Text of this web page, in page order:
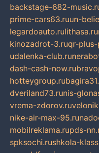
backstage-682-
prime-cars63.ruun-
legardoauto.rulithasa.ru
kinozadrot-3.ruqr-
udalenka-club.ru
dash-cash-now.ru
hotteygroup.ru
dveriland73.runis-
vrema-zdorov.ru
nike-air-max-95.ru
mobilreklama.rupds-
spksochi.rushkola-